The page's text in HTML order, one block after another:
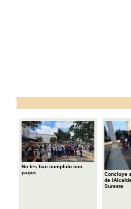
No les han cumplido con
pagos
Concluye
de
Sureste